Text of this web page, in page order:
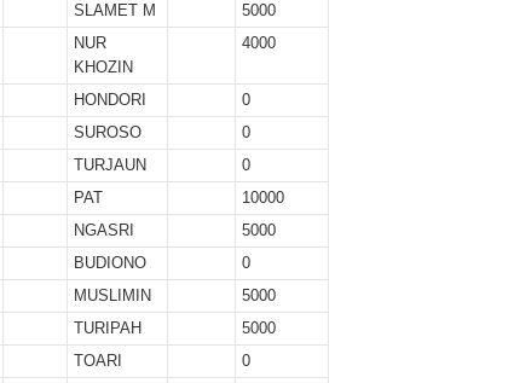
SLAMET M
5000
NUR
KHOZIN
4000
HONDORI
0
SUROSO
0
TURJAUN
0
PAT
10000
NGASRI
5000
BUDIONO
0
MUSLIMIN
5000
TURIPAH
5000
TOARI
0